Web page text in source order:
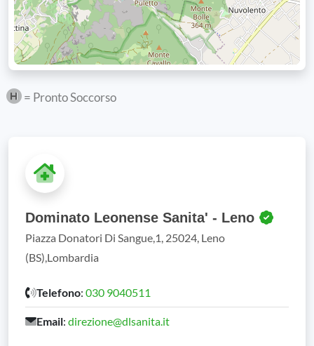
= Pronto Soccorso
Dominato Leonense Sanita' - Leno
Piazza Donatori Di Sangue,1, 25024, Leno
(BS),Lombardia
Telefono: 030 9040511
Email: direzione@dlsanita.it